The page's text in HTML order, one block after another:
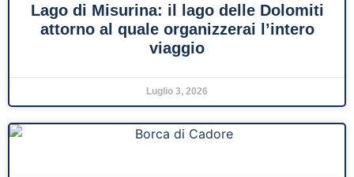
Lago di Misurina: il lago delle Dolomiti
attorno al quale organizzerai l’intero
viaggio
Luglio 3, 2026